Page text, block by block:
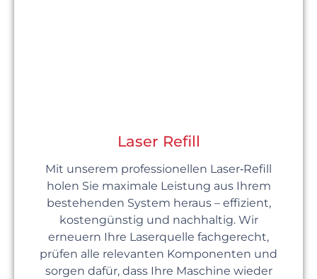
Laser Refill
Mit unserem professionellen Laser‑Refill
holen Sie maximale Leistung aus Ihrem
bestehenden System heraus – effizient,
kostengünstig und nachhaltig. Wir
erneuern Ihre Laserquelle fachgerecht,
prüfen alle relevanten Komponenten und
sorgen dafür, dass Ihre Maschine wieder